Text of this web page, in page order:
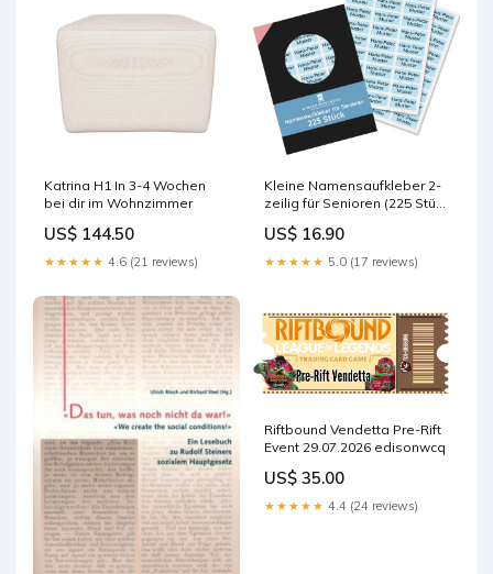
Katrina H1 In 3-4 Wochen
bei dir im Wohnzimmer
US$ 144.50
★★★★★ 4.6 (21 reviews)
Kleine Namensaufkleber 2-
zeilig für Senioren (225 Stück
US$ 16.90
★★★★★ 5.0 (17 reviews)
Riftbound Vendetta Pre-Rift
Event 29.07.2026 edisonwcq
US$ 35.00
★★★★★ 4.4 (24 reviews)